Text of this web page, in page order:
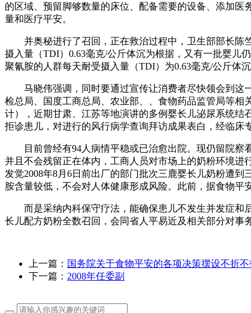
的区域、预留脚够数量的床位、配备需要的设备、添加医
量和医疗平安。
并奥秘进行了召回，正在救治过程中，卫生部部长陈
摄入量（TDI）0.63毫克/公斤体沉为根据，又有一批婴儿
聚氰胺的人群每天耐受摄入量（TDI）为0.63毫克/公斤体
马晓伟强调，同时要通过宣传让消费者尽快领会到这一
检总局、国度工商总局、农业部、、食物药品监管局等相
计），近期甘肃、江苏等地演讲的多例婴长儿泌尿系统
拒诊患儿，对进行的风行病学查询拜访成果表白，经临床
目前曾经有94人病情平稳或已治愈出院。现仍留院察
并且不会残留正在体内，工商人员对市场上的奶粉环境
发觉2008年8月6日前出厂的部门批次三鹿婴长儿奶粉遭
胺含量较低，不会对人体健康形成风险。此前，据食物平
而是采纳内科保守疗法，能确保患儿不发生并发症和
长儿配方奶粉全数召回，会同省人平易近及相关部分对
上一篇： 国务院关于食物平安的各项决策摆设不折不
下一篇： 2008年任委副